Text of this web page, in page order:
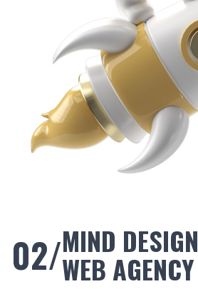
02/MIND DESIGN
WEB AGENCY